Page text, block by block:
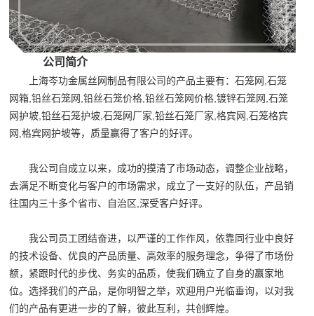
公司简介
上海岑功金属丝网制品有限公司的产品主要有：石笼网,石笼
网箱,铅丝石笼网,铅丝石笼价格,铅丝石笼网价格,镀锌石笼网,石笼
网护坡,铅丝石笼护坡,石笼网厂家,铅丝石笼厂家,格宾网,石笼格宾
网,格宾网护坡等，质量赢得了客户的好评。
我公司自成立以来，成功的摸清了市场动态，调整企业战略，
去满足不断变化与客户的市场需求，成立了一支好的队伍，产品销
往国内三十多个省市、自治区,深受客户好评。
我公司员工团结奋进，以严谨的工作作风，依靠同行业中良好
的技术设备、优良的产品质量、高效率的服务理念，争得了市场份
额，紧跟时代的步伐、务实的品质，使我们确立了自身的赢家地
位。选择我们的产品，是你明智之举，欢迎用户光临垂询，以对我
们的产品有更进一步的了解，彼此互利，共创辉煌。